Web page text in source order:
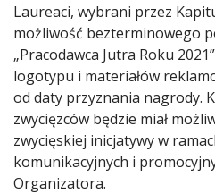
Laureaci, wybrani przez
możliwość bezterminowego
„Pracodawca Jutra Roku
logotypu i materiałów
od daty przyznania nagrody.
zwycięzców będzie miał
zwycięskiej inicjatywy w
komunikacyjnych i
Organizatora.